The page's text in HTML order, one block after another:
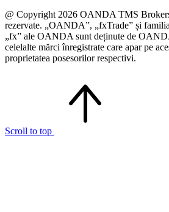
@ Copyright 2026 OANDA TMS
rezervate. „OANDA”, „fxTrade” și
„fx” ale OANDA sunt deținute de
celelalte mărci înregistrate care apar pe
proprietatea posesorilor respectivi.
Scroll to top